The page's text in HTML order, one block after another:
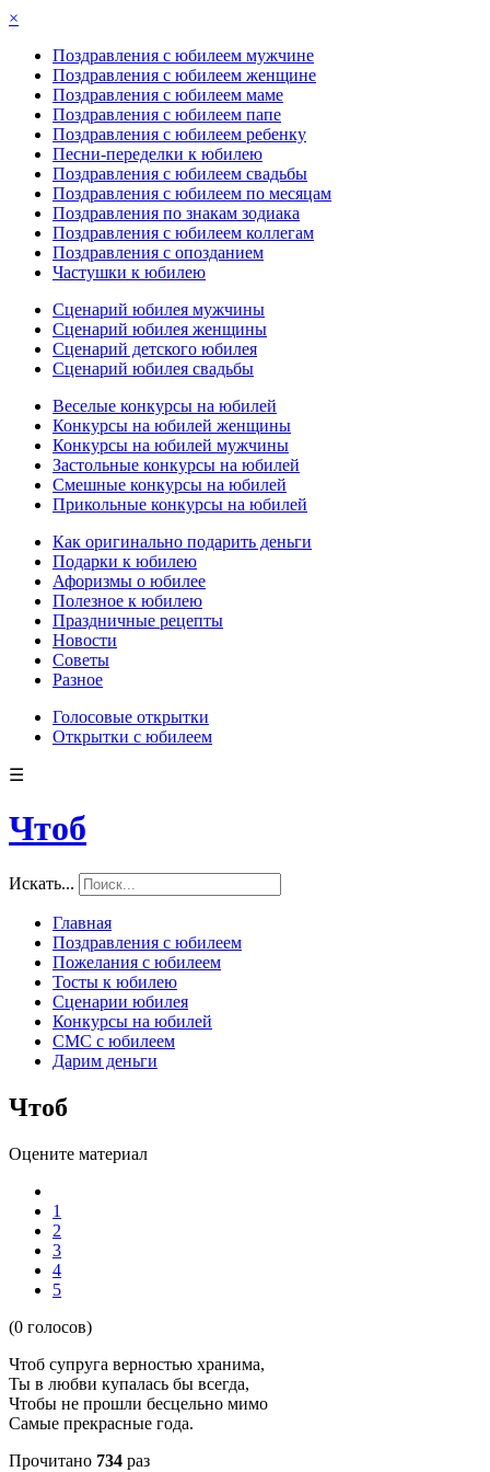
×
Поздравления с юбилеем мужчине
Поздравления с юбилеем женщине
Поздравления с юбилеем маме
Поздравления с юбилеем папе
Поздравления с юбилеем ребенку
Песни-переделки к юбилею
Поздравления с юбилеем свадьбы
Поздравления с юбилеем по месяцам
Поздравления по знакам зодиака
Поздравления с юбилеем коллегам
Поздравления с опозданием
Частушки к юбилею
Сценарий юбилея мужчины
Сценарий юбилея женщины
Сценарий детского юбилея
Сценарий юбилея свадьбы
Веселые конкурсы на юбилей
Конкурсы на юбилей женщины
Конкурсы на юбилей мужчины
Застольные конкурсы на юбилей
Смешные конкурсы на юбилей
Прикольные конкурсы на юбилей
Как оригинально подарить деньги
Подарки к юбилею
Афоризмы о юбилее
Полезное к юбилею
Праздничные рецепты
Новости
Советы
Разное
Голосовые открытки
Открытки с юбилеем
☰
Чтоб
Искать...
Главная
Поздравления с юбилеем
Пожелания с юбилеем
Тосты к юбилею
Сценарии юбилея
Конкурсы на юбилей
СМС с юбилеем
Дарим деньги
Чтоб
Оцените материал
1
2
3
4
5
(0 голосов)
Чтоб супруга верностью хранима,
Ты в любви купалась бы всегда,
Чтобы не прошли бесцельно мимо
Самые прекрасные года.
Прочитано 734 раз